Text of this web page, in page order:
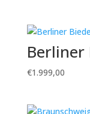
Berliner
€1.999,00